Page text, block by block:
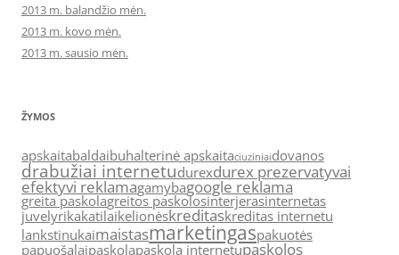
2013 m. balandžio mėn.
2013 m. kovo mėn.
2013 m. sausio mėn.
ŽYMOS
apskaitabaldaibuhalterinė apskaitaciuziniaidovanos
drabužiai internetudurexdurex prezervatyvai
efektyvi reklamagamybagoogle reklama
greita paskolagreitos paskolosinterjerasinternetas
juvelyrikakatilaikelionėskreditaskreditas internetu
lankstinukaimaistasmarketingaspakuotės
papuošalaipaskolapaskola internetupaskolos